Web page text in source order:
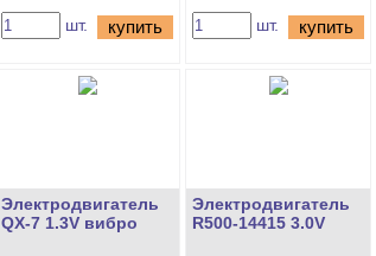
шт. купить шт. купить
Электродвигатель
QX-7 1.3V вибро
Электродвигатель
R500-14415 3.0V